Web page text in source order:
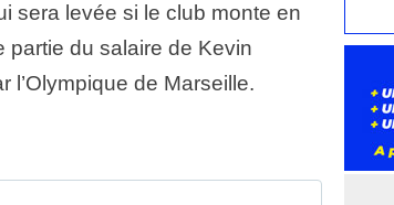
sera levée si le club monte en
partie du salaire de Kevin
l’Olympique de Marseille.